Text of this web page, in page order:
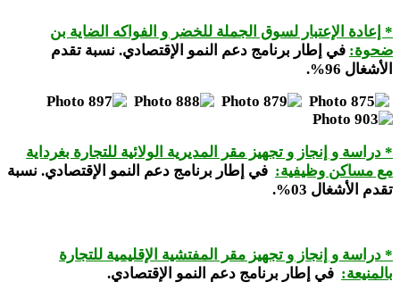
* إعادة الإعتبار لسوق الجملة للخضر و الفواكه الضاية بن
ضحوة: في إطار برنامج دعم النمو الإقتصادي. نسبة تقدم
الأشغال 96%.
* دراسة و إنجاز و تجهيز مقر المديرية الولائية للتجارة بغرداية
مع مساكن وظيفية: في إطار برنامج دعم النمو الإقتصادي. نسبة
تقدم الأشغال 03%
.
* دراسة و إنجاز و تجهيز مقر المفتشية الإقليمية للتجارة
بالمنيعة: في إطار برنامج دعم النمو الإقتصادي.